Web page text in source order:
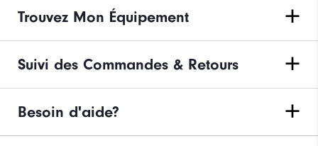
Trouvez Mon Équipement
Suivi des Commandes & Retours
Besoin d'aide?